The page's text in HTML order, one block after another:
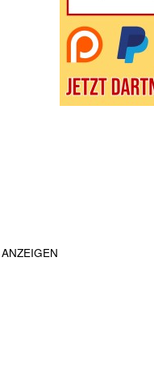
ANZEIGEN